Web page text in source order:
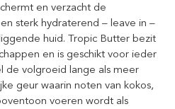
en verzacht de
sterk hydraterend – leave in –
huid. Tropic Butter bezit
en is geschikt voor ieder
de volgroeid lange als meer
geur waarin noten van kokos,
voeren wordt als